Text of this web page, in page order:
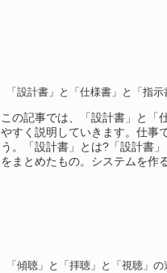
「設計書」と「仕様書」と「指
この記事では、「設計書」と「
やすく説明していきます。仕事
う。「設計書」とは?「設計書
をまとめたもの。システムを作
「傾聴」と「拝聴」と「視聴」